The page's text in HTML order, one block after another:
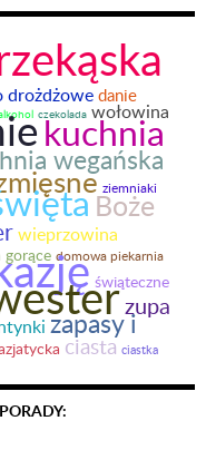
drożdżowe danie
czekolada wołowina
kuchnia
wegańska
ziemniaki
Boże
wieprzowina
gorące domowa piekarnia
świąteczne
zupa
zapasy i
ciasta ciastka